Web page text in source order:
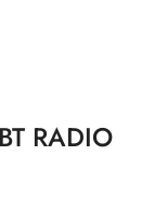
RADIO